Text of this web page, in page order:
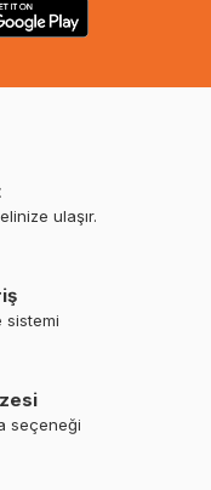
ulaşır.
sistemi
seçeneği